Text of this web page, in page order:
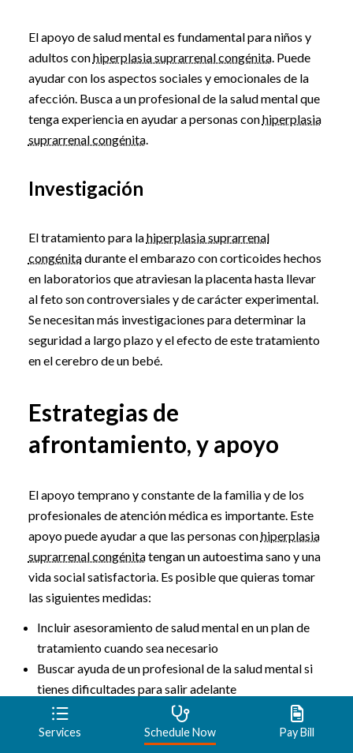
El apoyo de salud mental es fundamental para niños y
adultos conhiperplasia suprarrenal congénita. Puede
ayudar con los aspectos sociales y emocionales de la
afección. Busca a un profesional de la salud mental que
tenga experiencia en ayudar a personas conhiperplasia
suprarrenal congénita.
Investigación
El tratamiento para lahiperplasia suprarrenal
congénitadurante el embarazo con corticoides hechos
en laboratorios que atraviesan la placenta hasta llevar
al feto son controversiales y de carácter experimental.
Se necesitan más investigaciones para determinar la
seguridad a largo plazo y el efecto de este tratamiento
en el cerebro de un bebé.
Estrategias de
afrontamiento, y apoyo
El apoyo temprano y constante de la familia y de los
profesionales de atención médica es importante. Este
apoyo puede ayudar a que las personas conhiperplasia
suprarrenal congénitatengan un autoestima sano y una
vida social satisfactoria. Es posible que quieras tomar
las siguientes medidas:
Incluir asesoramiento de salud mental en un plan de
tratamiento cuando sea necesario
Buscar ayuda de un profesional de la salud mental si
tienes dificultades para salir adelante
Preparación antes de la cita
Services Schedule Now Pay Bill